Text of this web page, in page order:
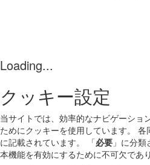
Loading...
クッキー設定
当サイトでは、効率的なナビゲーショ
ためにクッキーを使用しています。
に記載されています。 「必要 」に分
本機能を有効にするために不可欠であ